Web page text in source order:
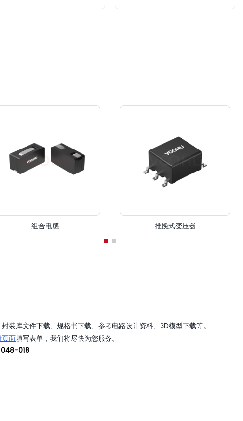
组合电感 推挽式变压器
装库文件下载、规格书下载、参考电路设计资料、3D模型下载等。
面填写表单，我们将尽快为您服务。
018